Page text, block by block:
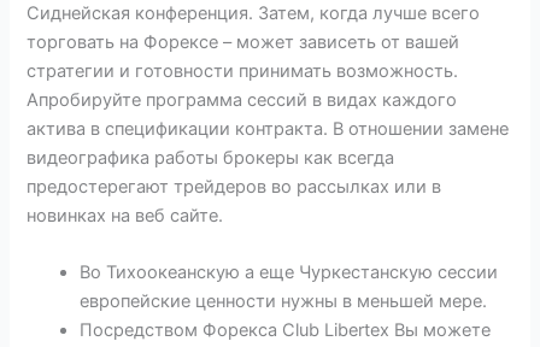
Сиднейская конференция. Затем, когда лучше всего
торговать на Форексе – может зависеть от вашей
стратегии и готовности принимать возможность.
Апробируйте программа сессий в видах каждого
актива в спецификации контракта. В отношении замене
видеографика работы брокеры как всегда
предостерегают трейдеров во рассылках или в
новинках на веб сайте.
Во Тихоокеанскую а еще Чуркестанскую сессии
европейские ценности нужны в меньшей мере.
Посредством Форекса Club Libertex Вы можете